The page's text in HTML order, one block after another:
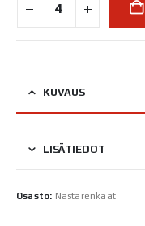
KUVAUS
LISÄTIEDOT
Osasto: Nastarenkaat